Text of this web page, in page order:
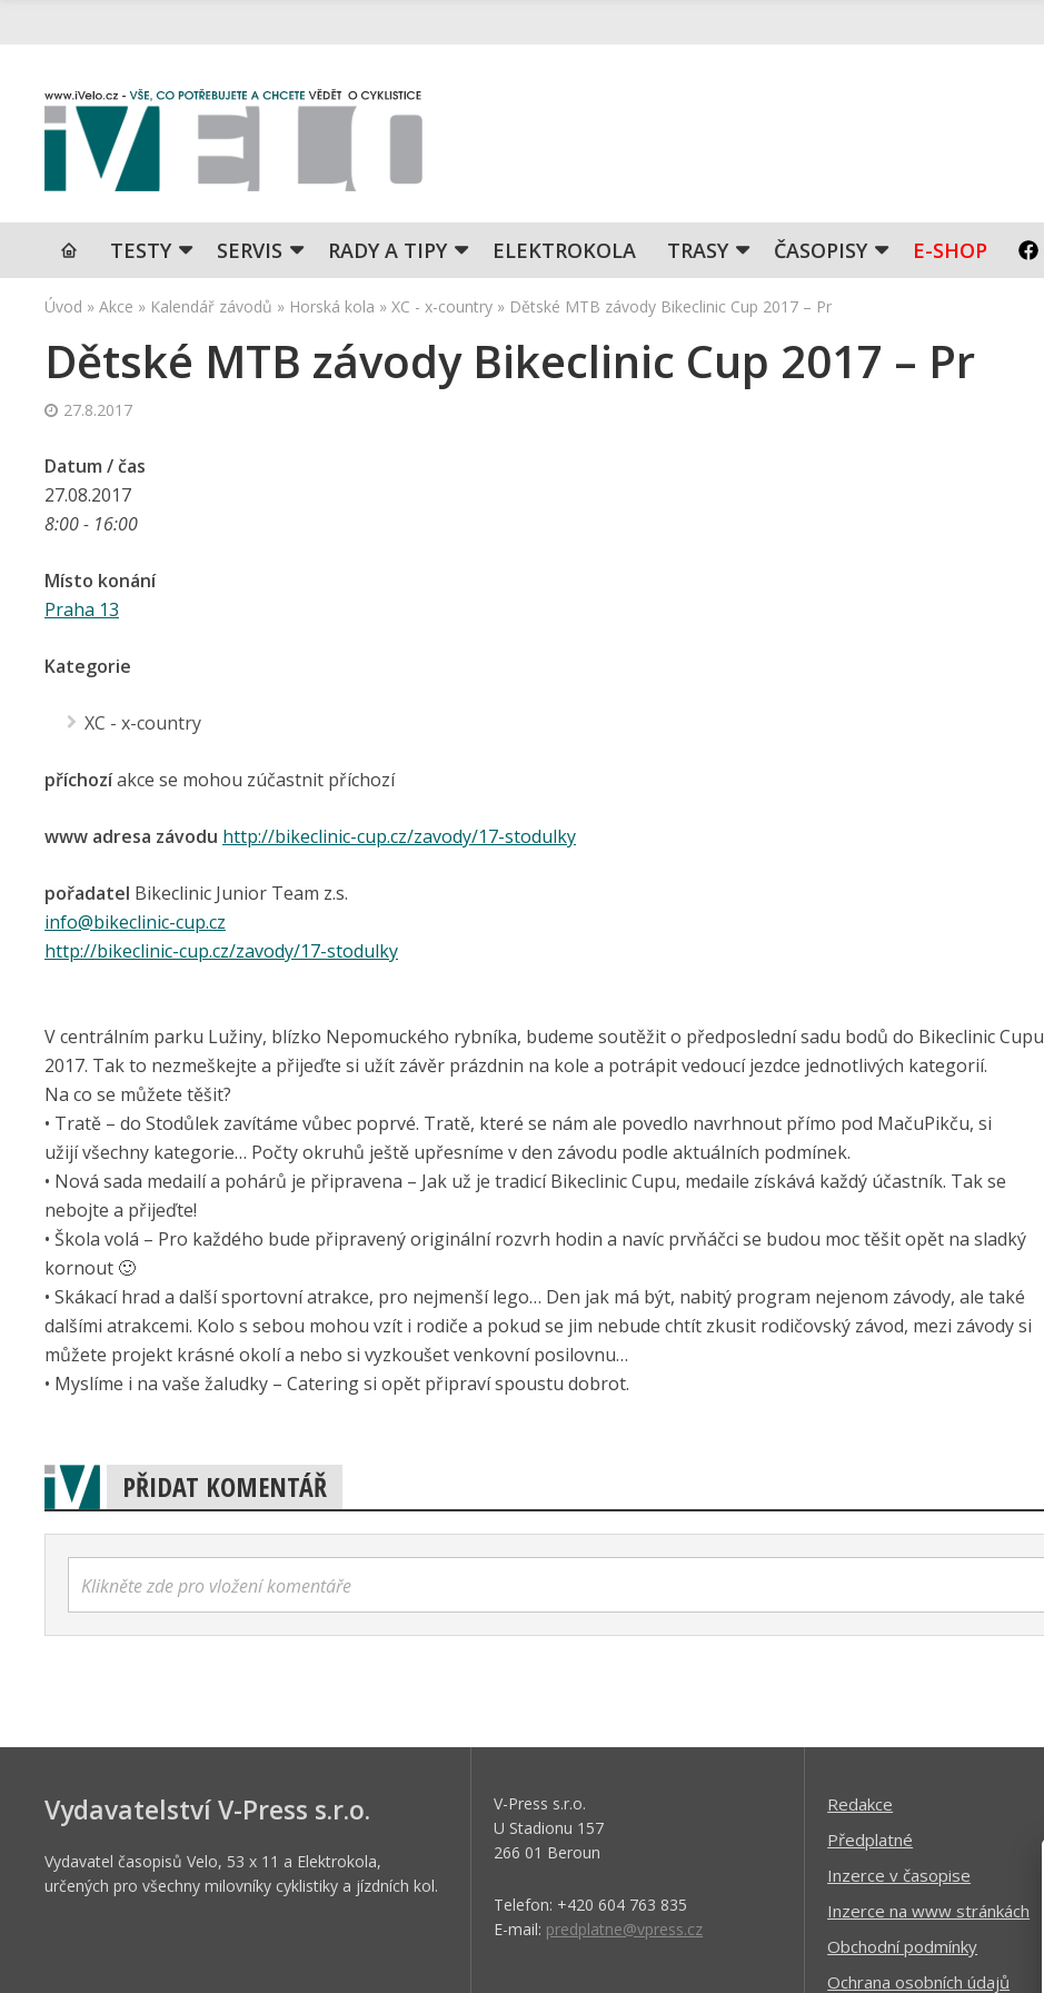
TESTY SERVIS RADY A TIPY ELEKTROKOLA TRASY ČASOPISY E-SHOP
Úvod » Akce » Kalendář závodů » Horská kola » XC - x-country » Dětské MTB závody Bikeclinic Cup 2017 – Pr
Dětské MTB závody Bikeclinic Cup 2017 – Pr
27.8.2017
Datum / čas
27.08.2017
8:00 - 16:00
Místo konání
Praha 13
Kategorie
XC - x-country
příchozíakce se mohou zúčastnit příchozí
www adresa závodu http://bikeclinic-cup.cz/zavody/17-stodulky
pořadatel Bikeclinic Junior Team z.s.
info@bikeclinic-cup.cz
http://bikeclinic-cup.cz/zavody/17-stodulky
V centrálním parku Lužiny, blízko Nepomuckého rybníka, budeme soutěžit o předposlední sadu bodů do Bikeclinic Cupu
2017. Tak to nezmeškejte a přijeďte si užít závěr prázdnin na kole a potrápit vedoucí jezdce jednotlivých kategorií.
Na co se můžete těšit?
• Tratě – do Stodůlek zavítáme vůbec poprvé. Tratě, které se nám ale povedlo navrhnout přímo pod MačuPikču, si
užijí všechny kategorie… Počty okruhů ještě upřesníme v den závodu podle aktuálních podmínek.
• Nová sada medailí a pohárů je připravena – Jak už je tradicí Bikeclinic Cupu, medaile získává každý účastník. Tak se
nebojte a přijeďte!
• Škola volá – Pro každého bude připravený originální rozvrh hodin a navíc prvňáčci se budou moc těšit opět na sladký
kornout 🙂
• Skákací hrad a další sportovní atrakce, pro nejmenší lego… Den jak má být, nabitý program nejenom závody, ale také
dalšími atrakcemi. Kolo s sebou mohou vzít i rodiče a pokud se jim nebude chtít zkusit rodičovský závod, mezi závody si
můžete projekt krásné okolí a nebo si vyzkoušet venkovní posilovnu…
• Myslíme i na vaše žaludky – Catering si opět připraví spoustu dobrot.
PŘIDAT KOMENTÁŘ
Klikněte zde pro vložení komentáře
Vydavatelství V-Press s.r.o.
Vydavatel časopisů Velo, 53 x 11 a Elektrokola,
určených pro všechny milovníky cyklistiky a jízdních kol.
V-Press s.r.o.
U Stadionu 157
266 01 Beroun
Telefon: +420 604 763 835
E-mail: predplatne@vpress.cz
Redakce
Předplatné
Inzerce v časopise
Inzerce na www stránkách
Obchodní podmínky
Ochrana osobních údajů